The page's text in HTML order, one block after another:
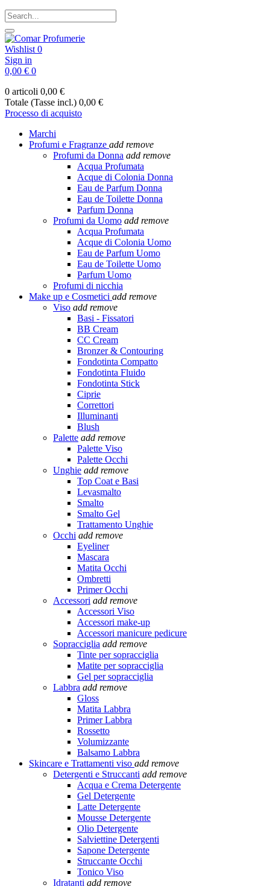
Wishlist 0
Sign in
0,00 € 0
0 articoli 0,00 €
Totale (Tasse incl.) 0,00 €
Processo di acquisto
Marchi
Profumi e Fragranze add remove
Profumi da Donna add remove
Acqua Profumata
Acque di Colonia Donna
Eau de Parfum Donna
Eau de Toilette Donna
Parfum Donna
Profumi da Uomo add remove
Acqua Profumata
Acque di Colonia Uomo
Eau de Parfum Uomo
Eau de Toilette Uomo
Parfum Uomo
Profumi di nicchia
Make up e Cosmetici add remove
Viso add remove
Basi - Fissatori
BB Cream
CC Cream
Bronzer & Contouring
Fondotinta Compatto
Fondotinta Fluido
Fondotinta Stick
Ciprie
Correttori
Illuminanti
Blush
Palette add remove
Palette Viso
Palette Occhi
Unghie add remove
Top Coat e Basi
Levasmalto
Smalto
Smalto Gel
Trattamento Unghie
Occhi add remove
Eyeliner
Mascara
Matita Occhi
Ombretti
Primer Occhi
Accessori add remove
Accessori Viso
Accessori make-up
Accessori manicure pedicure
Sopracciglia add remove
Tinte per sopracciglia
Matite per sopracciglia
Gel per sopracciglia
Labbra add remove
Gloss
Matita Labbra
Primer Labbra
Rossetto
Volumizzante
Balsamo Labbra
Skincare e Trattamenti viso add remove
Detergenti e Struccanti add remove
Acqua e Crema Detergente
Gel Detergente
Latte Detergente
Mousse Detergente
Olio Detergente
Salviettine Detergenti
Sapone Detergente
Struccante Occhi
Tonico Viso
Idratanti add remove